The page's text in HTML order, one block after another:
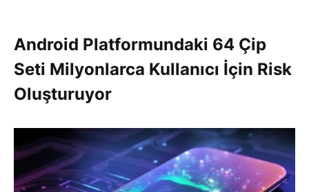
Android Platformundaki 64 Çip
Seti Milyonlarca Kullanıcı İçin Risk
Oluşturuyor